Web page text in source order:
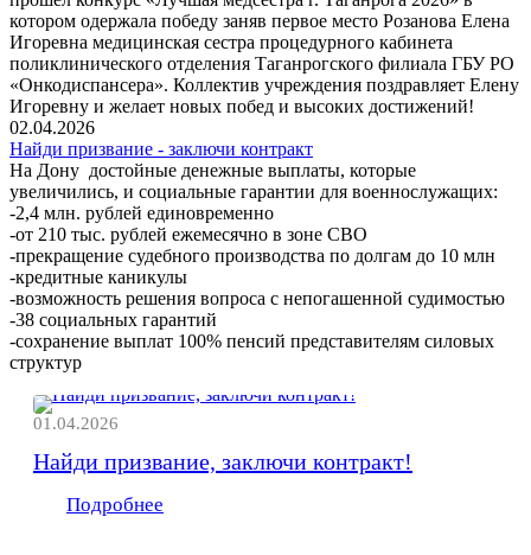
котором одержала победу заняв первое место Розанова Елена
Игоревна медицинская сестра процедурного кабинета
поликлинического отделения Таганрогского филиала ГБУ РО
«Онкодиспансера». Коллектив учреждения поздравляет Елену
Игоревну и желает новых побед и высоких достижений!
02.04.2026
Найди призвание - заключи контракт
На Дону достойные денежные выплаты, которые
увеличились, и социальные гарантии для военнослужащих:
-2,4 млн. рублей единовременно
-от 210 тыс. рублей ежемесячно в зоне СВО
-прекращение судебного производства по долгам до 10 млн
-кредитные каникулы
-возможность решения вопроса с непогашенной судимостью
-38 социальных гарантий
-сохранение выплат 100% пенсий представителям силовых
структур
01.04.2026
Найди призвание, заключи контракт!
Подробнее